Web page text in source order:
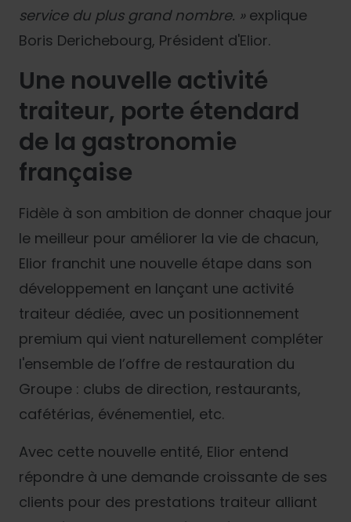
service du plus grand nombre. » explique
Boris Derichebourg, Président d'Elior.
Une nouvelle activité
traiteur, porte étendard
de la gastronomie
française
Fidèle à son ambition de donner chaque jour
le meilleur pour améliorer la vie de chacun,
Elior franchit une nouvelle étape dans son
développement en lançant une activité
traiteur dédiée, avec un positionnement
premium qui vient naturellement compléter
l'ensemble de l’offre de restauration du
Groupe : clubs de direction, restaurants,
cafétérias, événementiel, etc.
Avec cette nouvelle entité, Elior entend
répondre à une demande croissante de ses
clients pour des prestations traiteur alliant